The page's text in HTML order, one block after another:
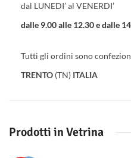
dal LUNEDI’ al VENERDI’
dalle 9.00 alle 12.30 e dalle
Tutti gli ordini sono
TRENTO (TN) ITALIA
Prodotti in Vetrina